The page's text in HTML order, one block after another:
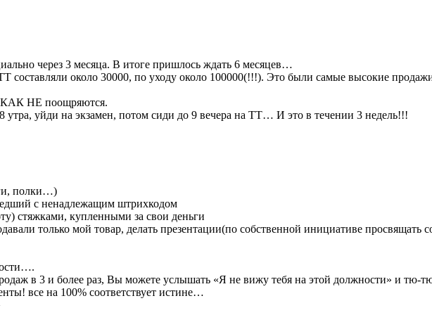
через 3 месяца. В итоге пришлось ждать 6 месяцев…
около 30000, по уходу около 100000(!!!). Это были самые высокие
НЕ поощряются.
утра, уйди на экзамен, потом сиди до 9 вечера на ТТ… И это в течении 3 недель!!!
полки…)
с ненадлежащим штрихкодом
стяжками, купленными за свои деньги
только мой товар, делать презентации(по собственной инициативе просвящать
в 3 и более раз, Вы можете услышать «Я не вижу тебя на этой должности» и тю-
все на 100% соответствует истине…